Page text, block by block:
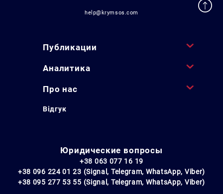
help@krymsos.com
Публикации
Аналитика
Про нас
Відгук
Юридические вопросы
+38 063 077 16 19
+38 096 224 01 23 (Signal, Telegram, WhatsApp, Viber)
+38 095 277 53 55 (Signal, Telegram, WhatsApp, Viber)